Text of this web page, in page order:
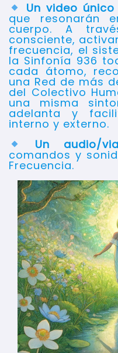
Un video único
que resonarán
cuerpo. A
consciente,
frecuencia, el
la Sinfonía 936
cada átomo,
una Red de más
del Colectivo
una misma
adelanta y
interno y externo.
Un audio/
comandos y
Frecuencia.